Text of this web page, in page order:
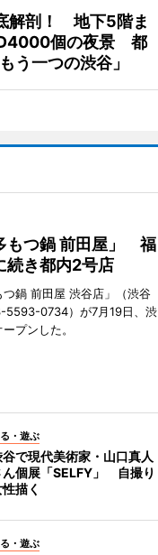
解剖！ 地下5階ま
個の夜景 都
う一つの渋谷」
もつ鍋 前田屋」 福
続き都内2号店
つ鍋 前田屋 渋谷店」（渋谷
5593-0734）が7月19日、渋
プンした。
・遊ぶ
谷で現代美術家・山口真人
ん個展「SELFY」 自撮り
描く
・遊ぶ